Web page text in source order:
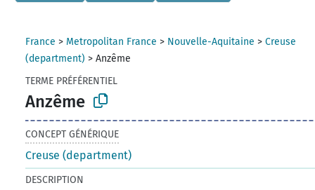
France > Metropolitan France > Nouvelle-Aquitaine >Creuse
(department) >Anzême
TERME PRÉFÉRENTIEL
Anzême
CONCEPT GÉNÉRIQUE
Creuse (department)
DESCRIPTION